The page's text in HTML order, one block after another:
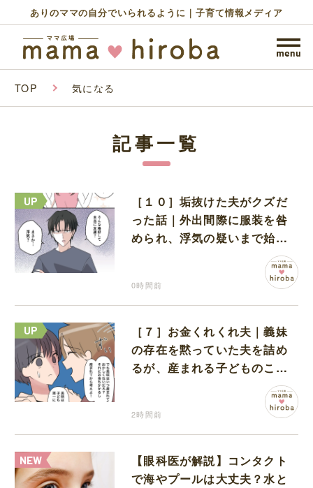
ありのママの自分でいられるように｜子育て情報メディア
TOP 気になる
記事一覧
［１０］垢抜けた夫がクズだ
った話｜外出間際に服装を咎
められ、浮気の疑いまで始め
0時間前
［７］お金くれくれ夫｜義妹
の存在を黙っていた夫を詰め
るが、産まれる子どものこと
を第一に考えてと流される
2時間前
【眼科医が解説】コンタクト
で海やプールは大丈夫？水と